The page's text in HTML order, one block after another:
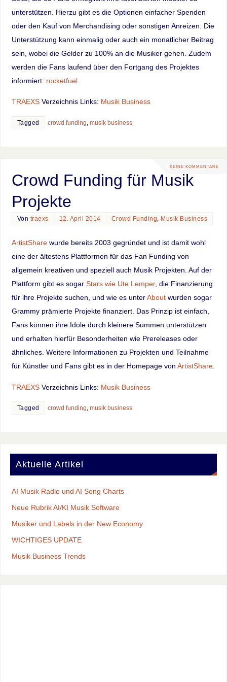
unterstützen. Hierzu gibt es die Optionen einfacher Spenden
oder den Kauf von Merchandising oder sonstigen Anreizen. Die
Unterstützung kann einmalig oder auch ein monatlicher Beitrag
sein, wobei die Gelder zu 100% an die Musiker gehen. Zudem
werden die Fans laufend über den Fortgang des Projektes
informiert: rocketfuel.
TRAEXSVerzeichnis Links: Musik Business
Tagged crowd funding musik business
KEINE KOMMENTARE
Crowd Funding für Musik
Projekte
Von traexs 12. April 2014 Crowd Funding, Musik Business
ArtistSharewurde bereits 2003 gegründet und ist damit wohl
eine der ältestens Plattformen für das Fan Funding von
allgemein kreativen und speziell auch Musik Projekten. Auf der
Plattform gibt es sogar Stars wie Ute Lemper, die Finanzierung
für ihre Projekte suchen, und wie es unterAboutwurden sogar
Grammy prämierte Projekte finanziert. Das Prinzip ist einfach,
Fans können ihre Idole durch kleinere Summen unterstützen
und erhalten hierfür Besonderheiten wie Prereleases oder
ähnliches. Weitere Informationen zu Projekten und Teilnahme
für Künstler und Fans gibt es in der Homepage von ArtistShare.
TRAEXSVerzeichnis Links: Musik Business
Tagged crowd funding, musik business
Aktuelle Artikel
AI Musik Radio und AI Song Charts
Neue Rubrik AI/KI Musik Software
Musiker und Labels in der New Economy
WICHTIGES UPDATE
Musik Business Trends